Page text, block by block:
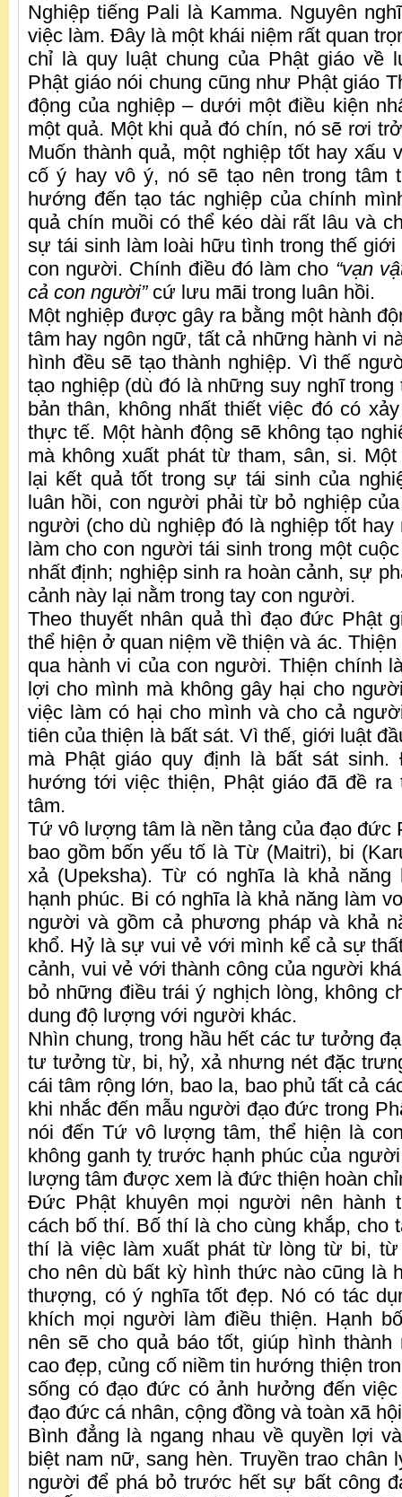
Nghiệp tiếng Pali là Kamma. Nguyên
việc làm. Đây là một khái niệm rất quan
chỉ là quy luật chung của Phật giáo về
Phật giáo nói chung cũng như Phật giáo
động của nghiệp – dưới một điều kiện
một quả. Một khi quả đó chín, nó sẽ rơi
Muốn thành quả, một nghiệp tốt hay xấu
cố ý hay vô ý, nó sẽ tạo nên trong tâm
hướng đến tạo tác nghiệp của chính
quả chín muồi có thể kéo dài rất lâu và
sự tái sinh làm loài hữu tình trong thế giới
con người. Chính điều đó làm cho “vạn
cả con người”cứ lưu mãi trong luân hồi.
Một nghiệp được gây ra bằng một hành
tâm hay ngôn ngữ, tất cả những hành vi
hình đều sẽ tạo thành nghiệp. Vì thế
tạo nghiệp (dù đó là những suy nghĩ
bản thân, không nhất thiết việc đó có
thực tế. Một hành động sẽ không tạo
mà không xuất phát từ tham, sân, si.
lại kết quả tốt trong sự tái sinh của
luân hồi, con người phải từ bỏ nghiệp
người (cho dù nghiệp đó là nghiệp tốt hay
làm cho con người tái sinh trong một
nhất định; nghiệp sinh ra hoàn cảnh, sự
cảnh này lại nằm trong tay con người.
Theo thuyết nhân quả thì đạo đức Phật
thể hiện ở quan niệm về thiện và ác.
qua hành vi của con người. Thiện chính
lợi cho mình mà không gây hại cho
việc làm có hại cho mình và cho cả
tiên của thiện là bất sát. Vì thế, giới luật
mà Phật giáo quy định là bất sát
hướng tới việc thiện, Phật giáo đã đề
tâm.
Tứ vô lượng tâm là nền tảng của đạo đức
bao gồm bốn yếu tố là Từ (Maitri), bi
xả (Upeksha). Từ có nghĩa là khả năng
hạnh phúc. Bi có nghĩa là khả năng làm
người và gồm cả phương pháp và khả
khổ. Hỷ là sự vui vẻ với mình kể cả sự
cảnh, vui vẻ với thành công của người
bỏ những điều trái ý nghịch lòng, không
dung độ lượng với người khác.
Nhìn chung, trong hầu hết các tư tưởng
tư tưởng từ, bi, hỷ, xả nhưng nét đặc
cái tâm rộng lớn, bao la, bao phủ tất cả
khi nhắc đến mẫu người đạo đức trong
nói đến Tứ vô lượng tâm, thể hiện là
không ganh tỵ trước hạnh phúc của
lượng tâm được xem là đức thiện hoàn
Đức Phật khuyên mọi người nên hành
cách bố thí. Bố thí là cho cùng khắp, cho
thí là việc làm xuất phát từ lòng từ bi,
cho nên dù bất kỳ hình thức nào cũng là
thượng, có ý nghĩa tốt đẹp. Nó có tác
khích mọi người làm điều thiện. Hạnh
nên sẽ cho quả báo tốt, giúp hình thành
cao đẹp, củng cố niềm tin hướng thiện
sống có đạo đức có ảnh hưởng đến
đạo đức cá nhân, cộng đồng và toàn xã
Bình đẳng là ngang nhau về quyền lợi
biệt nam nữ, sang hèn. Truyền trao chân
người để phá bỏ trước hết sự bất công